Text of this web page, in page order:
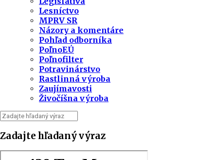
Lesníctvo
MPRV SR
Názory a komentáre
Pohľad odborníka
PoľnoEÚ
Poľnofilter
Potravinárstvo
Rastlinná výroba
Zaujímavosti
Živočíšna výroba
Zadajte hľadaný výraz